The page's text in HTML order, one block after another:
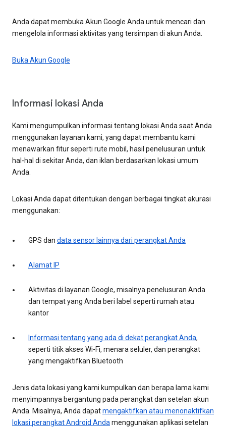
Anda dapat membuka Akun Google Anda untuk mencari dan
mengelola informasi aktivitas yang tersimpan di akun Anda.
Buka Akun Google
Informasi lokasi Anda
Kami mengumpulkan informasi tentang lokasi Anda saat Anda
menggunakan layanan kami, yang dapat membantu kami
menawarkan fitur seperti rute mobil, hasil penelusuran untuk
hal-hal di sekitar Anda, dan iklan berdasarkan lokasi umum
Anda.
Lokasi Anda dapat ditentukan dengan berbagai tingkat akurasi
menggunakan:
GPS dan data sensor lainnya dari perangkat Anda
Alamat IP
Aktivitas di layanan Google, misalnya penelusuran Anda
dan tempat yang Anda beri label seperti rumah atau
kantor
Informasi tentang yang ada di dekat perangkat Anda,
seperti titik akses Wi-Fi, menara seluler, dan perangkat
yang mengaktifkan Bluetooth
Jenis data lokasi yang kami kumpulkan dan berapa lama kami
menyimpannya bergantung pada perangkat dan setelan akun
Anda. Misalnya, Anda dapatmengaktifkan atau menonaktifkan
lokasi perangkat Android Andamenggunakan aplikasi setelan